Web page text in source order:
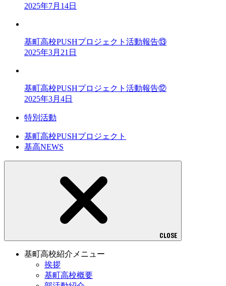
2025年7月14日
基町高校PUSHプロジェクト活動報告⑬
2025年3月21日
基町高校PUSHプロジェクト活動報告⑫
2025年3月4日
特別活動
基町高校PUSHプロジェクト
基高NEWS
CLOSE
基町高校紹介メニュー
挨拶
基町高校概要